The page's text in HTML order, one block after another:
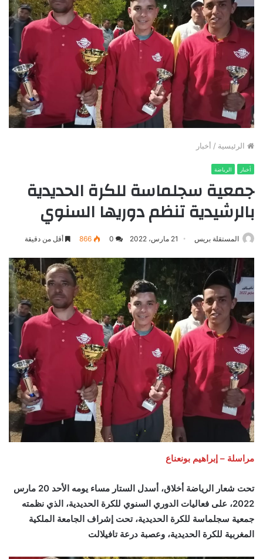
الرئيسية / أخبار
أخبار الرياضة
جمعية سجلماسة للكرة الحديدية
بالرشيدية تنظم دوريها السنوي
المستقلة بريس 21 مارس، 2022 0
866 أقل من دقيقة
مراسلة – إبراهيم بونعناع
تحت شعار الرياضة أخلاق، أسدل الستار مساء يومه الأحد 20 مارس
2022، على فعاليات الدوري السنوي للكرة الحديدية، الذي نظمته
جمعية سجلماسة للكرة الحديدية، تحت إشراف الجامعة الملكية
المغربية للكرة الحديدية، وعصبة درعة تافيلالت